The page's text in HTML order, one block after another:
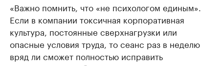
«Важно помнить, что «не психологом единым».
Если в компании токсичная корпоративная
культура, постоянные сверхнагрузки или
опасные условия труда, то сеанс раз в неделю
вряд ли сможет полностью исправить